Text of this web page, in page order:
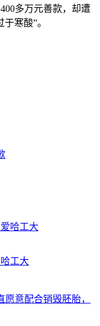
多万元善款，却遭
寒酸”。
工大